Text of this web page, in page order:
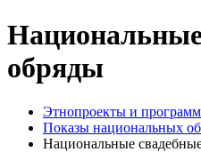
обряды
Этнопроекты и
Показы национальных
Национальные